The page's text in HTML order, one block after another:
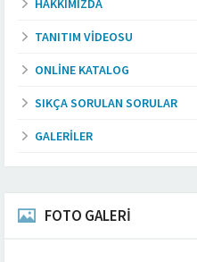
HAKKIMIZDA
TANITIM VIDEOSU
ONLINE KATALOG
SIKÇA SORULAN SORULAR
GALERILER
FOTO GALERİ